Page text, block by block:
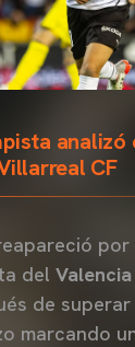
analizó
CF
por
del
de
marcando